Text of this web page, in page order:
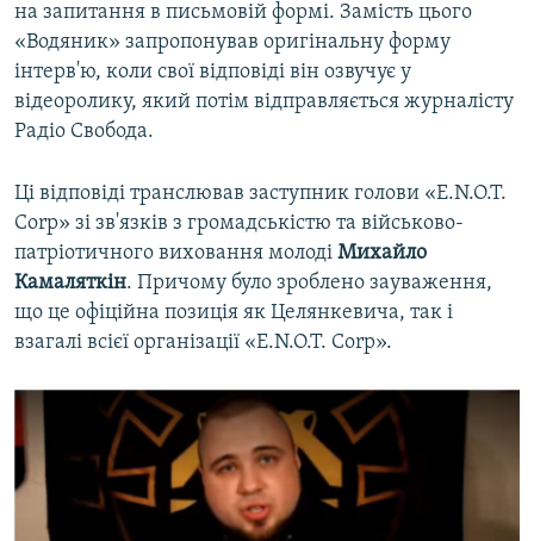
на запитання в письмовій формі. Замість цього
«Водяник» запропонував оригінальну форму
інтерв'ю, коли свої відповіді він озвучує у
відеоролику, який потім відправляється журналісту
Радіо Свобода.
Ці відповіді транслював заступник голови «E.N.O.T.
Corp» зі зв'язків з громадськістю та військово-
патріотичного виховання молоді Михайло
Камаляткін. Причому було зроблено зауваження,
що це офіційна позиція як Целянкевича, так і
взагалі всієї організації «E.N.O.T. Corp».